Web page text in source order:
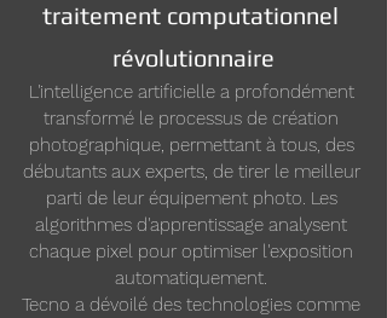
traitement computationnel
révolutionnaire
L'intelligence artificielle a profondément
transformé le processus de création
photographique, permettant à tous, des
débutants aux experts, de tirer le meilleur
parti de leur équipement photo. Les
algorithmes d'apprentissage analysent
chaque pixel pour optimiser l'exposition
automatiquement.
Tecno a dévoilé des technologies comme